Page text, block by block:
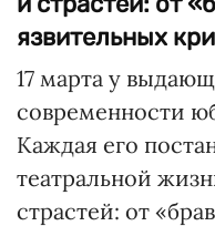
язвительных
17 марта у
современности
Каждая его
театральной
страстей: от